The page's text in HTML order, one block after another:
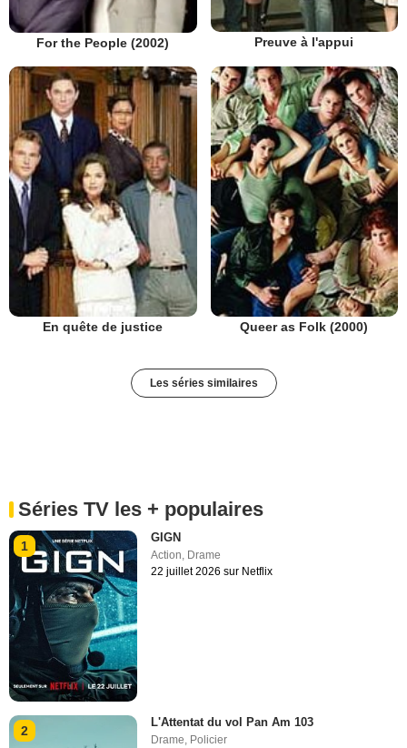
For the People (2002) Preuve à l'appui
En quête de justice Queer as Folk (2000)
Les séries similaires
Séries TV les + populaires
1
GIGN
Action, Drame
22 juillet 2026 sur Netflix
2
L'Attentat du vol Pan Am 103
Drame, Policier